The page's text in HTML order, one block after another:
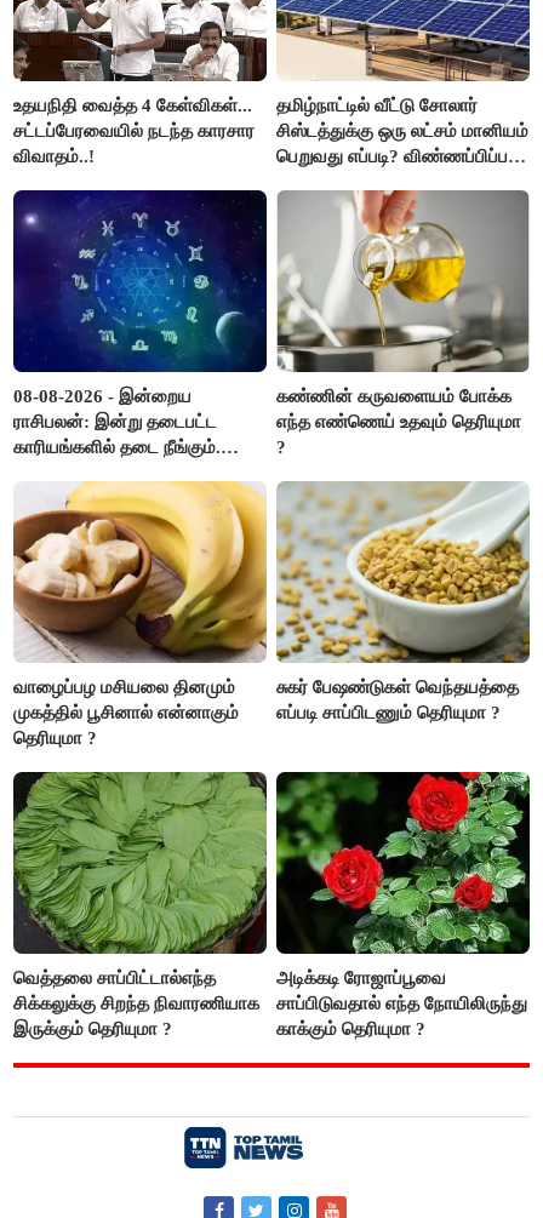
உதயநிதி வைத்த 4 கேள்விகள்...
சட்டப்பேரவையில் நடந்த காரசார
விவாதம்..!
தமிழ்நாட்டில் வீட்டு சோலார்
சிஸ்டத்துக்கு ஒரு லட்சம் மானியம்
பெறுவது எப்படி? விண்ணப்பிப்பது
08-08-2026 - இன்றைய
ராசிபலன்: இன்று தடைபட்ட
காரியங்களில் தடை நீங்கும்.
இருக்கும். ஆன்மீக எண்ணம்
அதிகரிக்கும்..!
கண்ணின் கருவளையம் போக்க
எந்த எண்ணெய் உதவும் தெரியுமா
?
வாழைப்பழ மசியலை தினமும்
முகத்தில் பூசினால் என்னாகும்
தெரியுமா ?
சுகர் பேஷண்டுகள் வெந்தயத்தை
எப்படி சாப்பிடணும் தெரியுமா ?
வெத்தலை சாப்பிட்டால்எந்த
சிக்கலுக்கு சிறந்த நிவாரணியாக
இருக்கும் தெரியுமா ?
அடிக்கடி ரோஜாப்பூவை
சாப்பிடுவதால் எந்த நோயிலிருந்து
காக்கும் தெரியுமா ?